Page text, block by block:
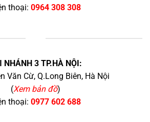
thoại: 0964 308 308
NHÁNH 3 TP.HÀ NỘI:
Văn Cừ, Q.Long Biên, Hà Nội
(Xem bản đồ)
thoại: 0977 602 688